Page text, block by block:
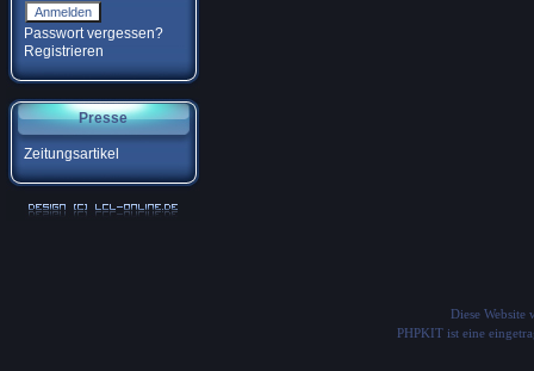
Passwort vergessen?
Registrieren
Presse
Zeitungsartikel
Diese Website
PHPKIT ist eine